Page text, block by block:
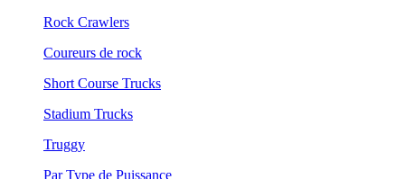
Rock Crawlers
Coureurs de rock
Short Course Trucks
Stadium Trucks
Truggy
Par Type de Puissance